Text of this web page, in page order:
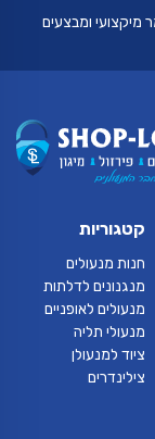
מיקצועי ומבצעים
קטגוריות
חנות מנעולים
מנגנונים לדלתות
מנעולים לאופניים
מנעולי תליה
ציוד למנעולן
צילינדרים